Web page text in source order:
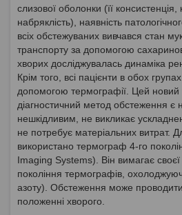
слизової оболонки (її консистенція,
набряклість), наявність
всіх обстежуваних вивчався стан
транспорту за допомогою
хворих досліджувалась динаміка
Крім того, всі пацієнти в обох
допомогою термографії. Цей новий
діагностичний метод обстеження є
нешкідливим, не викликає
не потребує матеріальних витрат.
використано термограф 4-го
Imaging Systems). Він вимагає
покоління термографів,
азоту). Обстеження може
положенні хворого.